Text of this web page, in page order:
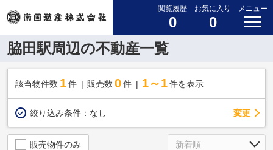
閲覧履歴
0
お気に入り
0
メニュー
脇田駅周辺の不動産一覧
該当物件数 1件 販売数 0 件 1～1 件を表示
絞り込み条件： なし 変更
販売物件のみ